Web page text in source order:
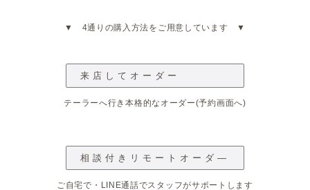
▼ 4通りの購入方法をご用意しています ▼
来店してオーダー
テーラーへ行き本格的なオーダー(予約画面へ)
相談付きリモートオーダ―
ご自宅で・LINE通話でスタッフがサポートします